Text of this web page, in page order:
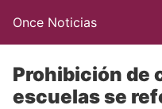
Once Noticias
Prohibición de
escuelas se